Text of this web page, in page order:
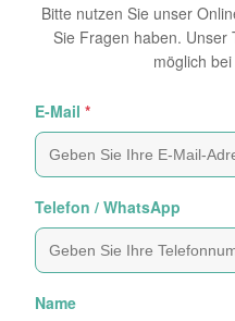
Bitte nutzen Sie unser
Sie Fragen haben. Unser
möglich
E-Mail *
Telefon / WhatsApp
Name